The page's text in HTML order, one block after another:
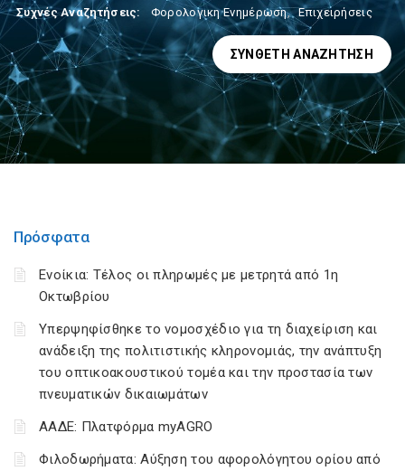
Συχνές Αναζητήσεις: Φορολογικη Ενημέρωση, Επιχειρήσεις
ΣΎΝΘΕΤΗ ΑΝΑΖΉΤΗΣΗ
Πρόσφατα
Ενοίκια: Τέλος οι πληρωμές με μετρητά από 1η
Οκτωβρίου
Υπερψηφίσθηκε το νομοσχέδιο για τη διαχείριση και
ανάδειξη της πολιτιστικής κληρονομιάς, την ανάπτυξη
του οπτικοακουστικού τομέα και την προστασία των
πνευματικών δικαιωμάτων
ΑΑΔΕ: Πλατφόρμα myAGRO
Φιλοδωρήματα: Αύξηση του αφορολόγητου ορίου από